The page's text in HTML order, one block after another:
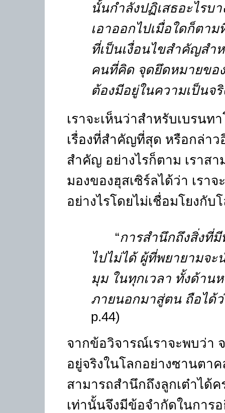
นั้นกำลังปฏิเสธอะไรบ
เอาออกไปเมื่อใดก็ตา
ที่เป็นเงื่อนไขสำคัญสำ
คนที่คิด จุดยึดหมายขอ
ต้องมีอยู่ในความเป็นจ
เราจะเห็นว่าสำหรับเบรน
เรื่องที่สำคัญที่สุด หรือกล่า
สำคัญ อย่างไรก็ตาม เราส
มองของฮุสเซิร์ลได้ว่า เรา
อย่างไรโดยไม่เชื่อมโยงกั
“การสำนึกถึงสิ่งที่
ไปไม่ได้ ผู้ที่พยายามจ
มุม ในทุกเวลา ทั้งด้าน
ภายนอกมาสู่ตน ถือได้ว่
p.44)
จากข้อวิจารณ์เราจะพบว่า
อยู่จริงในโลกอย่างซานตา
สามารถสำนึกถึงลูกเต๋าได้
เท่านั้นจึงมีข้อจำกัดในการ